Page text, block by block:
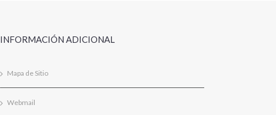
INFORMACIÓN ADICIONAL
Mapa de Sitio
Webmail